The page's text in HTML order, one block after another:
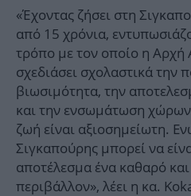
«Έχοντας ζήσει στη
από 15 χρόνια,
τρόπο με τον οποίο η Αρχή
σχεδιάσει σχολαστικά την
βιωσιμότητα, την
και την ενσωμάτωση
ζωή είναι αξιοσημείωτη.
Σιγκαπούρης μπορεί να
αποτέλεσμα ένα καθαρό
περιβάλλον», λέει η κα.